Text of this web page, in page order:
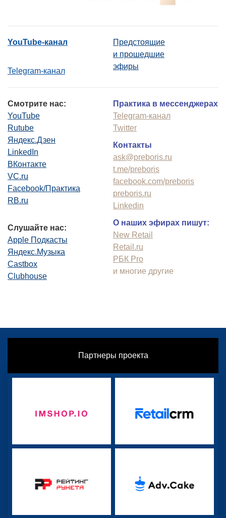
YouTube-канал
Telegram-канал
Предстоящие
и прошедшие
эфиры
Смотрите нас:
YouTube
Rutube
Яндекс.Дзен
LinkedIn
ВКонтакте
VC.ru
Facebook/Практика
RB.ru
Слушайте нас:
Apple Подкасты
Яндекс.Музыка
Castbox
Clubhouse
Практика в мессенджерах
Telegram-канал
Twitter
Контакты
ask@preboris.ru
t.me/preboris
facebook.com/preboris
preboris.ru
Linkedin
О наших эфирах пишут:
New Retail
Retail.ru
РБК Pro
и многие другие
Партнеры проекта